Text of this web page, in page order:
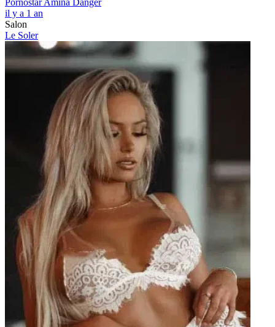
Pornostar Amina Danger
il y a 1 an
Salon
Le Soler